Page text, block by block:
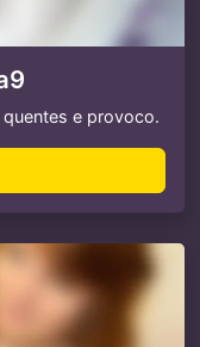
e provoco.